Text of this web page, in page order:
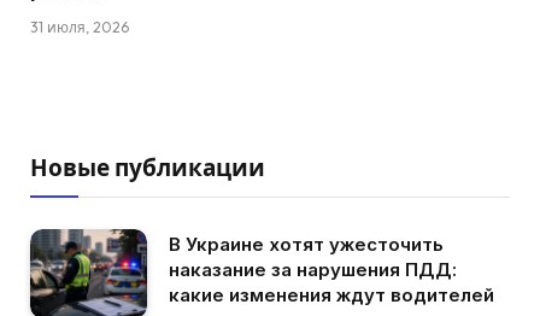
31 июля, 2026
Новые публикации
В Украине хотят ужесточить
наказание за нарушения ПДД:
какие изменения ждут водителей